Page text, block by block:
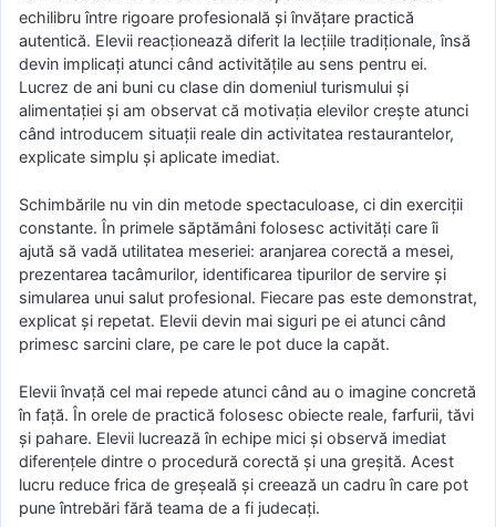
echilibru între rigoare profesională și învățare practică
autentică. Elevii reacționează diferit la lecțiile tradiționale, însă
devin implicați atunci când activitățile au sens pentru ei.
Lucrez de ani buni cu clase din domeniul turismului și
alimentației și am observat că motivația elevilor crește atunci
când introducem situații reale din activitatea restaurantelor,
explicate simplu și aplicate imediat.
Schimbările nu vin din metode spectaculoase, ci din exerciții
constante. În primele săptămâni folosesc activități care îi
ajută să vadă utilitatea meseriei: aranjarea corectă a mesei,
prezentarea tacâmurilor, identificarea tipurilor de servire și
simularea unui salut profesional. Fiecare pas este demonstrat,
explicat și repetat. Elevii devin mai siguri pe ei atunci când
primesc sarcini clare, pe care le pot duce la capăt.
Elevii învață cel mai repede atunci când au o imagine concretă
în față. În orele de practică folosesc obiecte reale, farfurii, tăvi
și pahare. Elevii lucrează în echipe mici și observă imediat
diferențele dintre o procedură corectă și una greșită. Acest
lucru reduce frica de greșeală și creează un cadru în care pot
pune întrebări fără teama de a fi judecați.